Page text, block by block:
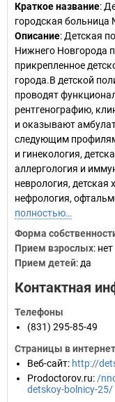
Краткое название:
городская больница
Описание: Детская
Нижнего Новгорода
прикрепленное
города.В детской
проводят
рентгенографию,
и оказывают
следующим
и гинекология,
аллергология и
неврология, детская
нефрология,
полностью…
Форма
Прием взрослых: нет
Прием детей: да
Контактная
Телефоны
(831) 295-85-49
Страницы в
Веб-сайт: http://
Prodoctorov.ru: /
detskoy-bolnicy-25/